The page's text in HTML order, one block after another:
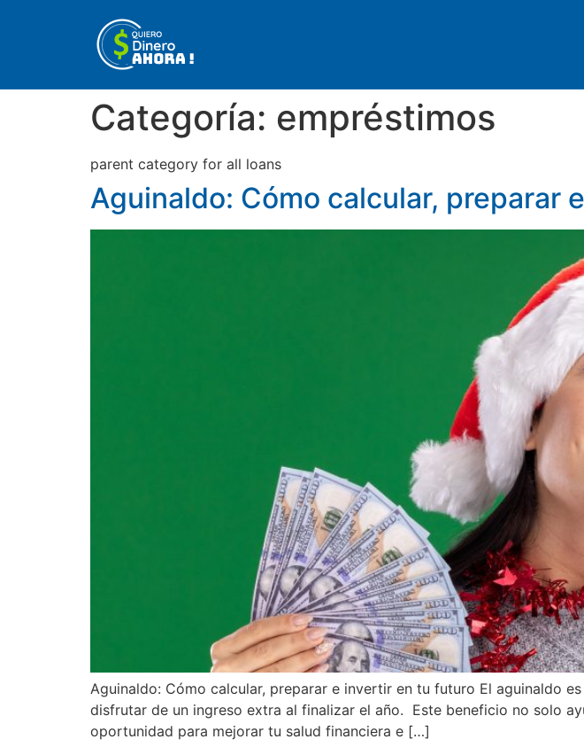
Categoría: empréstimos
parent category for all loans
Aguinaldo: Cómo calcular, preparar
Aguinaldo: Cómo calcular, preparar e invertir en tu futuro El aguinaldo
disfrutar de un ingreso extra al finalizar el año. Este beneficio no solo
oportunidad para mejorar tu salud financiera e […]